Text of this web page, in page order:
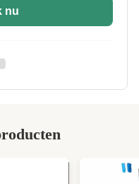
kalendermachine CE
productielijn CE
nu